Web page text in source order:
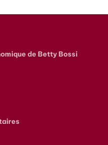
de Betty Bossi